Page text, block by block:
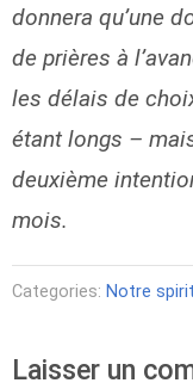
donnera qu’une
de prières à
les délais de
étant longs –
deuxième
mois.
Categories: Notre
Laisser un